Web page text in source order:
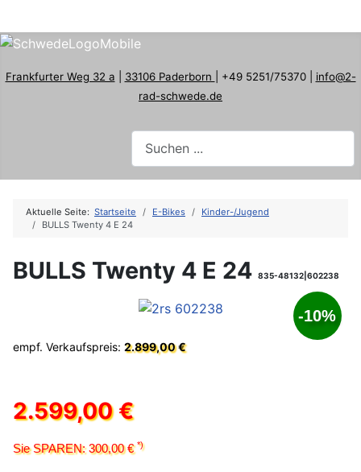
Frankfurter Weg 32 a 33106 Paderborn | +49 5251/75370 | info@2-
rad-schwede.de
Aktuelle Seite: Startseite E-Bikes
Kinder-/Jugend
BULLS Twenty 4 E 24
BULLS Twenty 4 E 24 835-48132|602238
-10%
empf. Verkaufspreis: 2.899,00 €
2.599,00 €
Sie SPAREN: 300,00 €*)